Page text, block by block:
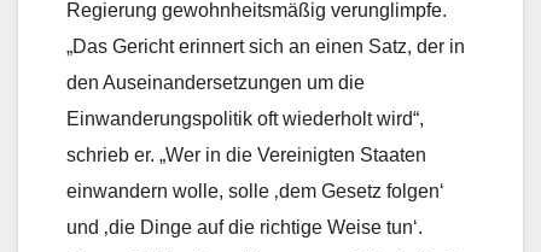
Regierung gewohnheitsmäßig verunglimpfe.
„Das Gericht erinnert sich an einen Satz, der in
den Auseinandersetzungen um die
Einwanderungspolitik oft wiederholt wird“,
schrieb er. „Wer in die Vereinigten Staaten
einwandern wolle, solle ‚dem Gesetz folgen‘
und ‚die Dinge auf die richtige Weise tun‘.